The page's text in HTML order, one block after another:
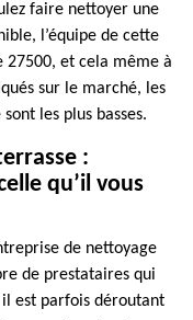
faire nettoyer une
l’équipe de cette
27500, et cela même à
sur le marché, les
les plus basses.
:
qu’il vous
de nettoyage
de prestataires qui
est parfois déroutant